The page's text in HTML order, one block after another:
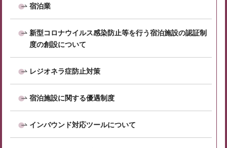
宿泊業
新型コロナウイルス感染防止等を行う宿泊施設の認証制
度の創設について
レジオネラ症防止対策
宿泊施設に関する優遇制度
インバウンド対応ツールについて